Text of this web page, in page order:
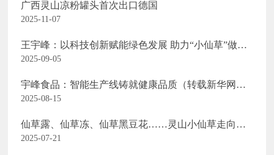
广西灵山凉粉罐头首次出口德国
2025-11-07
王宇峰：以科技创新赋能绿色发展 助力“小仙草”做成
“大产业”
2025-09-05
宇峰食品：智能生产线铸就健康品质（转载新华网客
户端报道）
2025-08-15
仙草露、仙草冻、仙草黑豆花……灵山小仙草走向国
际大舞台
2025-07-21